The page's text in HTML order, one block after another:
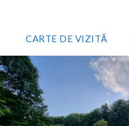
CARTE DE VIZITĂ